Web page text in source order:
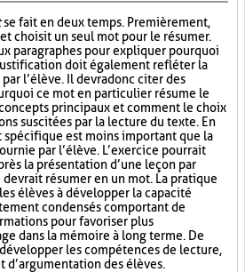
se fait en deux temps. Premièrement,
choisit un seul mot pour le résumer.
paragraphes pour expliquer pourquoi
doit également refléter la
l’élève. Il devra donc citer des
ce mot en particulier résume le
principaux et comment le choix
suscitées par la lecture du texte. En
spécifique est moins important que la
par l’élève. L’exercice pourrait
la présentation d’une leçon par
devrait résumer en un mot. La pratique
élèves à développer la capacité
condensés comportant de
pour favoriser plus
dans la mémoire à long terme. De
les compétences de lecture,
d’argumentation des élèves.